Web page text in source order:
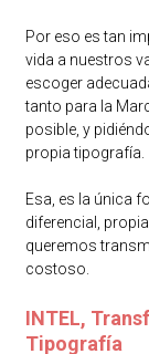
Por eso es tan
vida a nuestros
escoger
tanto para la
posible, y
propia tipografía.
Esa, es la única
diferencial,
queremos
costoso.
INTEL,
Tipografía